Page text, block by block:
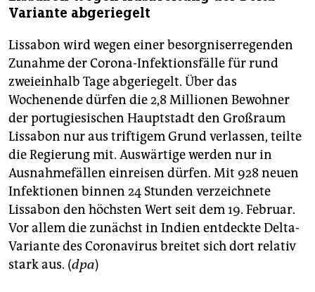
Variante abgeriegelt
Lissabon wird wegen einer besorgniserregenden
Zunahme der Corona-Infektionsfälle für rund
zweieinhalb Tage abgeriegelt. Über das
Wochenende dürfen die 2,8 Millionen Bewohner
der portugiesischen Hauptstadt den Großraum
Lissabon nur aus triftigem Grund verlassen, teilte
die Regierung mit. Auswärtige werden nur in
Ausnahmefällen einreisen dürfen. Mit 928 neuen
Infektionen binnen 24 Stunden verzeichnete
Lissabon den höchsten Wert seit dem 19. Februar.
Vor allem die zunächst in Indien entdeckte Delta-
Variante des Coronavirus breitet sich dort relativ
stark aus. (dpa)